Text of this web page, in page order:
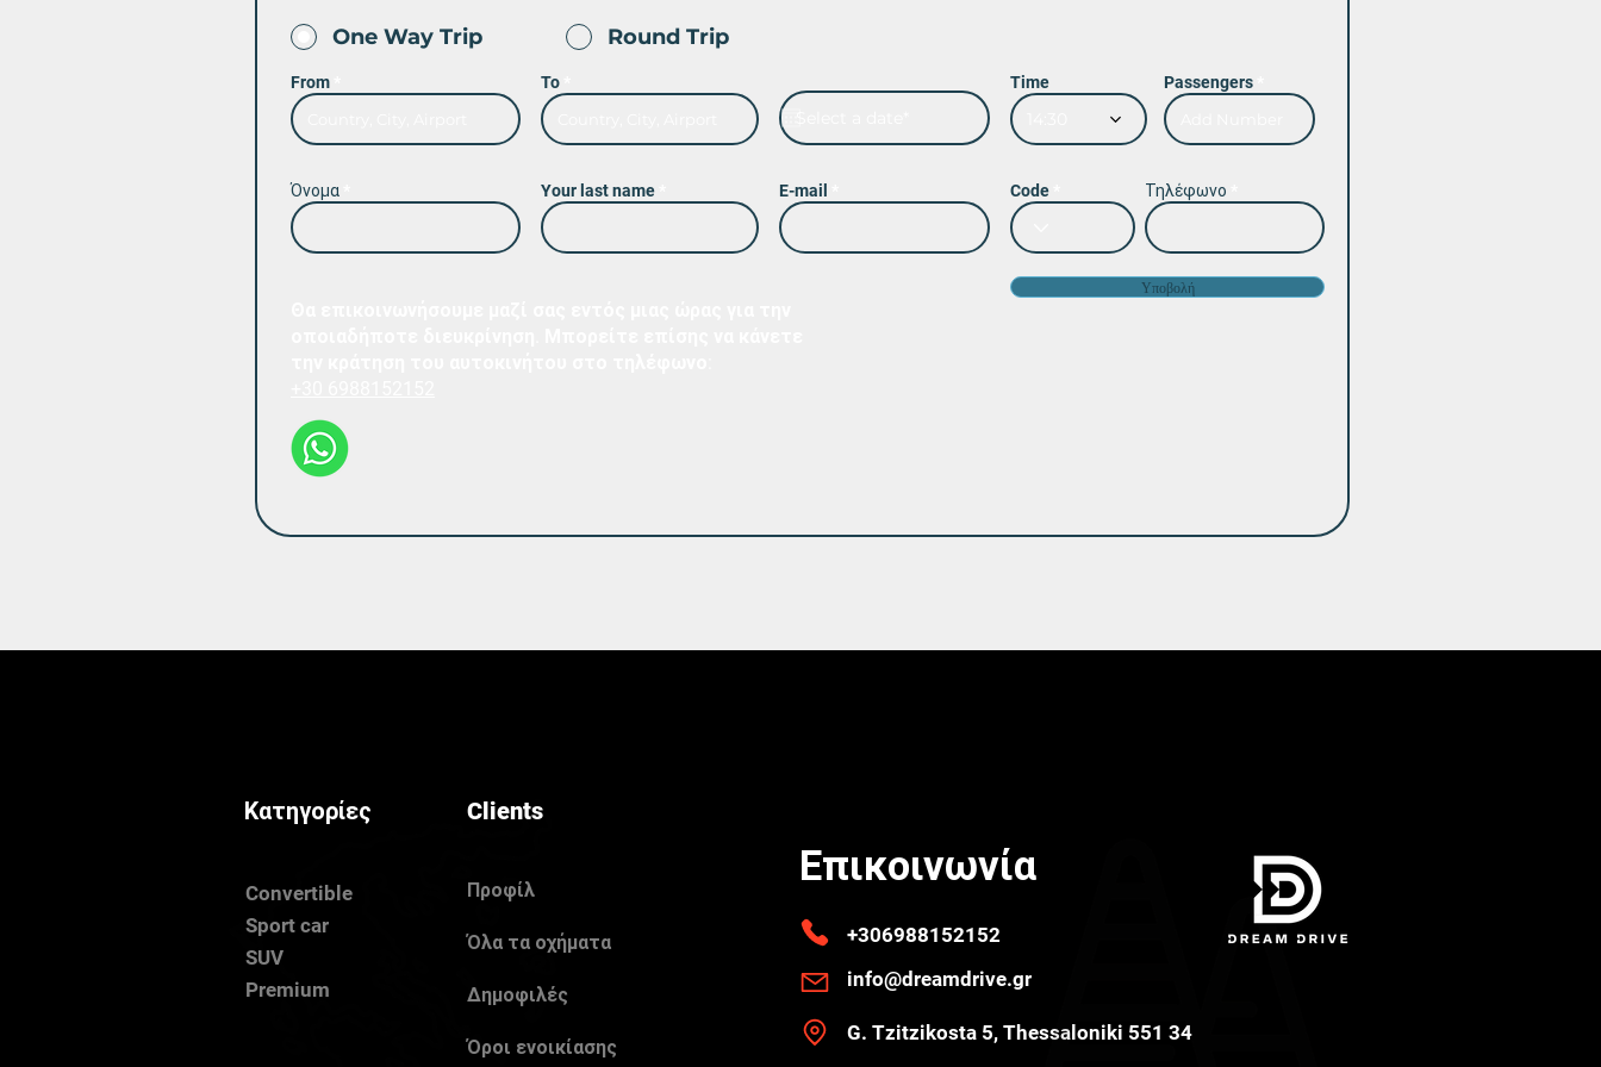
One Way Trip Round Trip
From To
Όνομα Your last name E-mail
Time Passengers
Code Τηλέφωνο
Υποβολή
Clients
Προφίλ
Όλα τα οχήματα
Δημοφιλές
Όροι ενοικίασης
Κατηγορίες
Convertible
Sport car
SUV
Premium
Επικοινωνία
+306988152152
info@dreamdrive.gr
G. Tzitzikosta 5, Thessaloniki 551 34